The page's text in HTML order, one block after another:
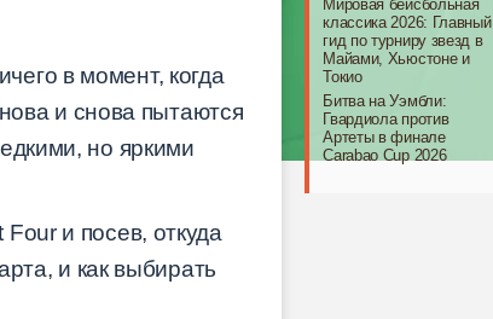
в момент, когда
и снова пытаются
но яркими
и посев, откуда
и как выбирать
Мировая бейсбольная
классика 2026: Главный
гид по турниру звезд в
Майами, Хьюстоне и
Токио
Битва на Уэмбли:
Гвардиола против
Артеты в финале
Carabao Cup 2026